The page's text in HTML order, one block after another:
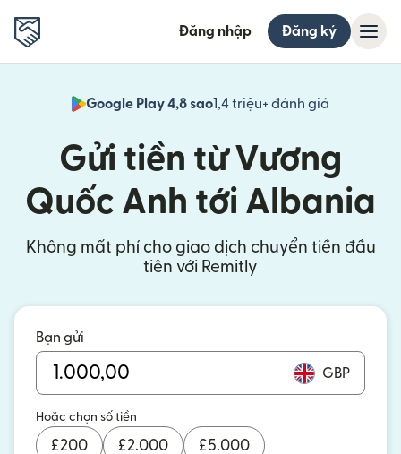
Đăng nhập Đăng ký
Google Play 4,8 sao1,4 triệu+ đánh giá
Gửi tiền từ Vương
Quốc Anh tới Albania
Không mất phí cho giao dịch chuyển tiền đầu
tiên với Remitly
Bạn gửi
GBP
Hoặc chọn số tiền
£200 £2.000 £5.000